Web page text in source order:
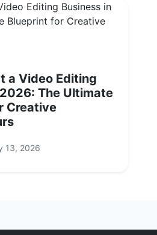
a Video Editing
The Ultimate
Creative
13, 2026